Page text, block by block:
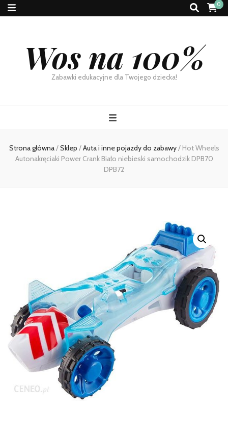
0
Wos na 100%
Zabawki edukacyjne dla Twojego dziecka!
Strona główna/Sklep /Auta i inne pojazdy do zabawy/ Hot Wheels
Autonakręciaki Power Crank Biało niebieski samochodzik DPB70
DPB72